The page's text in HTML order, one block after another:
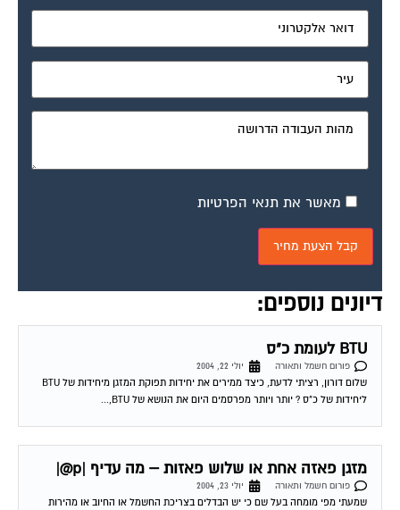
מאשר את תנאי הפרטיות
דיונים נוספים:
BTU לעומת כ"ס
פורום חשמל ותאורה
יולי 22, 2004
שלום דורון, רציתי לדעת, כיצד ממירים את יחידות תפוקת המזגן מיחידות של BTU
ליחידות של כ"ס ? יותר ויותר מפרסמים היום את הנושא של BTU,...
מזגן פאזה אחת או שלוש פאזות – מה עדיף |p@|
פורום חשמל ותאורה
יולי 23, 2004
שמעתי מפי מומחה בעל שם כי יש הבדלים בצריכת החשמל או החיוב או מהירות